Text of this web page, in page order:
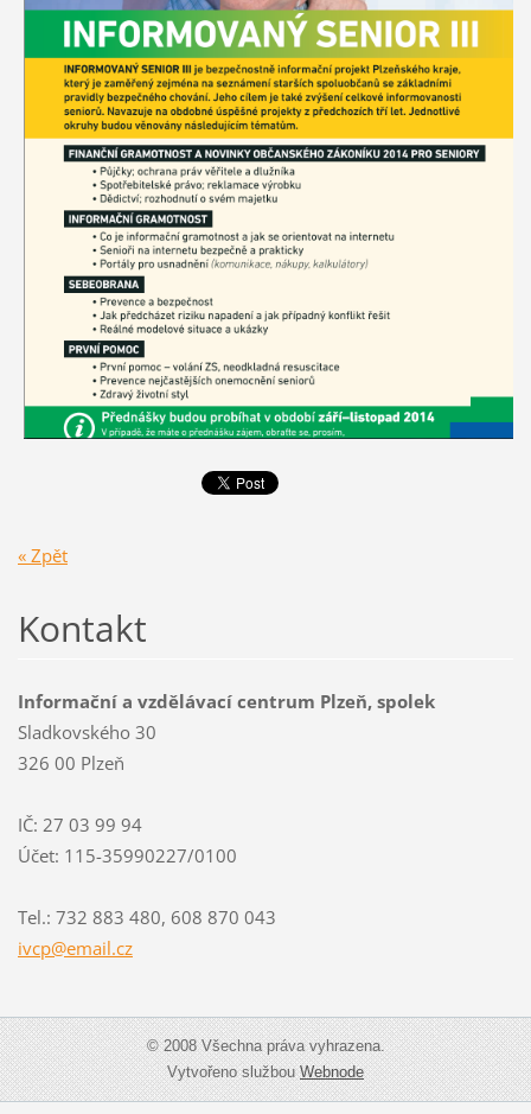
« Zpět
Kontakt
Informační a vzdělávací centrum Plzeň, spolek
Sladkovského 30
326 00 Plzeň
IČ: 27 03 99 94
Účet: 115-35990227/0100
Tel.: 732 883 480, 608 870 043
ivcp@email.cz
© 2008 Všechna práva vyhrazena.
Vytvořeno službouWebnode